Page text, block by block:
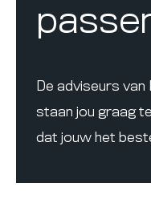
De adviseurs
staan jou graag
dat jouw het